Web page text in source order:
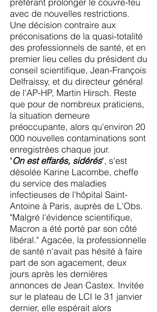
avec de nouvelles restrictions.
Une décision contraire aux
préconisations de la quasi-totalité
des professionnels de santé, et en
premier lieu celles du président du
conseil scientifique, Jean-François
Delfraissy, et du directeur général
de l'AP-HP, Martin Hirsch. Reste
que pour de nombreux praticiens,
la situation demeure
préoccupante, alors qu'environ 20
000 nouvelles contaminations sont
enregistrées chaque jour.
"On est effarés, sidérés", s'est
désolée Karine Lacombe, cheffe
du service des maladies
infectieuses de l'hôpital Saint-
Antoine à Paris, auprès de L'Obs.
"Malgré l'évidence scientifique,
Macron a été porté par son côté
libéral." Agacée, la professionnelle
de santé n'avait pas hésité à faire
part de son agacement, deux
jours après les dernières
annonces de Jean Castex. Invitée
sur le plateau de LCI le 31 janvier
dernier, elle espérait alors